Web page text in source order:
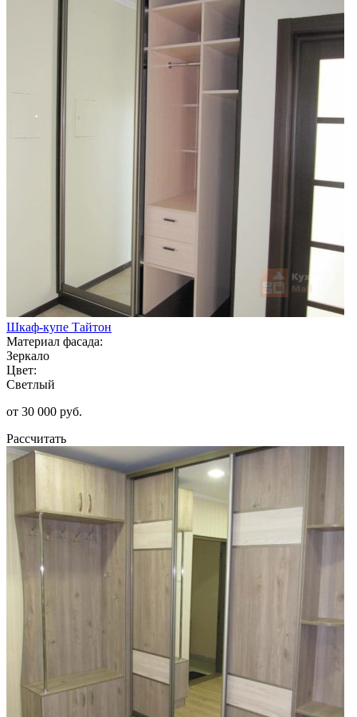
Шкаф-купе Тайтон
Материал фасада:
Зеркало
Цвет:
Светлый
от 30 000 руб.
Рассчитать